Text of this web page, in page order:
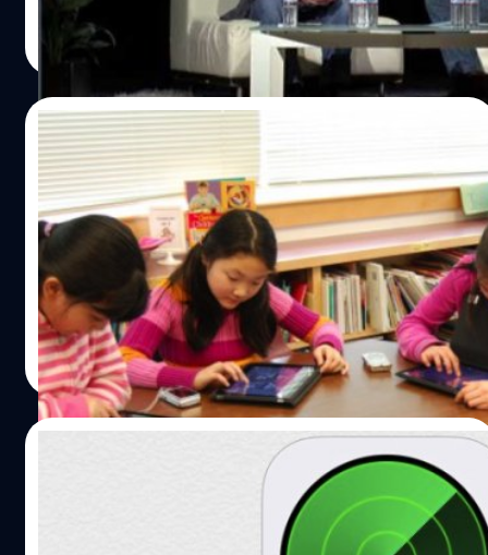
DHANES KAEWMANEE| 4076 days ago
Read More
09/03/2015
Apple อนุญาติให้ iPad ที่ใช้ในโรงเรียนไม่ต้อง
ใส่ Apple ID หากต้องการ download แอพฯ
Apple พร้อมแก้ปัญหาและลดความยุ่งยากสำหรับการใช้งาน
iPad ในโรงเรียนด้วยการไม่ต้องกรอก Apple ID ซะ
DHANES KAEWMANEE| 4170 days ago
Read More
Find My iPhone ออกฟีเจอร์ใหม่ ส่งพิกัด
ล่าสุดอัตโนมัติก่อนที่แบตฯจะหมด